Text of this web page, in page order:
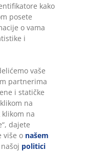
kako
posete
o vama
i
vaše
partnerima
i statičke
na
klikom na
dajete
više o našem
politici